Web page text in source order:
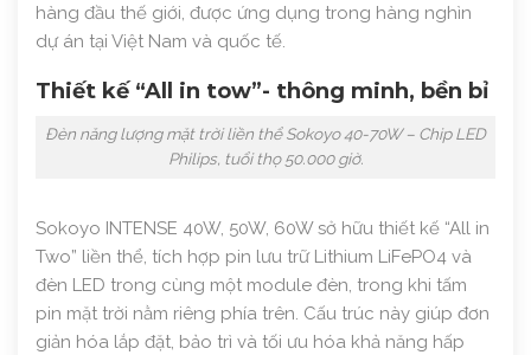
hàng đầu thế giới, được ứng dụng trong hàng nghìn
dự án tại Việt Nam và quốc tế.
Thiết kế “All in tow”- thông minh, bền bỉ
Đèn năng lượng mặt trời liền thể Sokoyo 40-70W – Chip LED
Philips, tuổi thọ 50.000 giờ.
Sokoyo INTENSE 40W, 50W, 60W sở hữu thiết kế “All in
Two” liền thể, tích hợp pin lưu trữ Lithium LiFePO4 và
đèn LED trong cùng một module đèn, trong khi tấm
pin mặt trời nằm riêng phía trên. Cấu trúc này giúp đơn
giản hóa lắp đặt, bảo trì và tối ưu hóa khả năng hấp